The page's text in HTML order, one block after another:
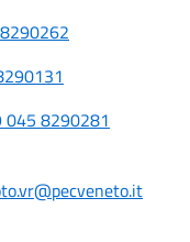
045 8290281